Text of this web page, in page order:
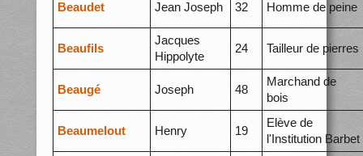
Beaudet Jean Joseph 32 Homme de peine
Beaufils
Jacques
Hippolyte
24 Tailleur de pierres
Beaugé Joseph 48
Marchand de
bois
Beaumelout Henry 19
Elève de
l'Institution Barbet